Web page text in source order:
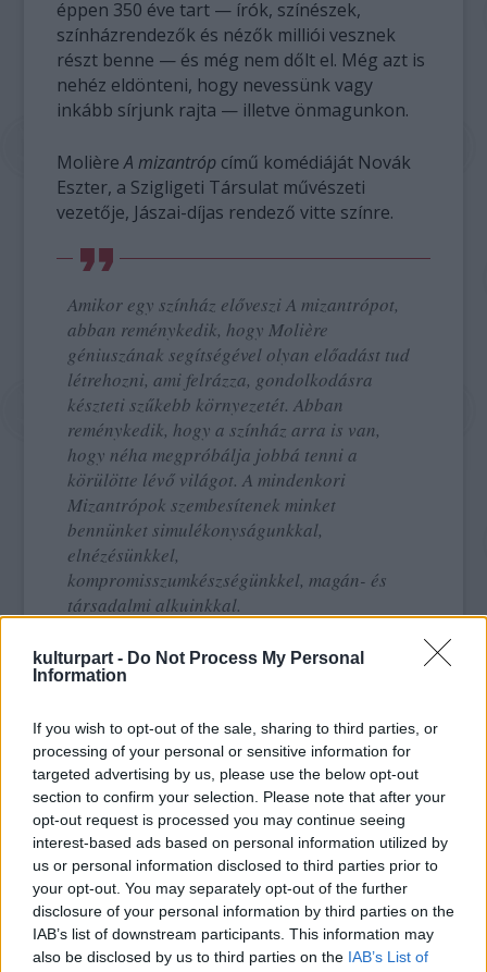
kulturpart - Do Not Process My Personal
Information
If you wish to opt-out of the sale, sharing to third parties, or
processing of your personal or sensitive information for
targeted advertising by us, please use the below opt-out
section to confirm your selection. Please note that after your
opt-out request is processed you may continue seeing
interest-based ads based on personal information utilized by
us or personal information disclosed to third parties prior to
your opt-out. You may separately opt-out of the further
disclosure of your personal information by third parties on the
IAB’s list of downstream participants. This information may
also be disclosed by us to third parties on the IAB’s List of
éppen 350 éve tart — írók, színészek,
színházrendezők és nézők milliói vesznek
részt benne — és még nem dőlt el. Még azt is
nehéz eldönteni, hogy nevessünk vagy
inkább sírjunk rajta — illetve önmagunkon.
MolièreA mizantróp című komédiáját Novák
Eszter, a Szigligeti Társulat művészeti
vezetője, Jászai-díjas rendező vitte színre.
Amikor egy színház előveszi A mizantrópot,
abban reménykedik, hogy Molière
géniuszának segítségével olyan előadást tud
létrehozni, ami felrázza, gondolkodásra
készteti szűkebb környezetét. Abban
reménykedik, hogy a színház arra is van,
hogy néha megpróbálja jobbá tenni a
körülötte lévő világot. A mindenkori
Mizantrópok szembesítenek minket
bennünket simulékonyságunkkal,
elnézésünkkel,
kompromisszumkészségünkkel, magán- és
társadalmi alkuinkkal.
szövegváltozatot tiszteletben tartva, a
huszonegyedik századi ember nyelvén
fogalmazza újra a klasszikus komédia
tanulságát, és mondja ki ítéletét az
előadásban megidézett látszat-világ
értékvesztettségéről.
Molière: A mizantróp